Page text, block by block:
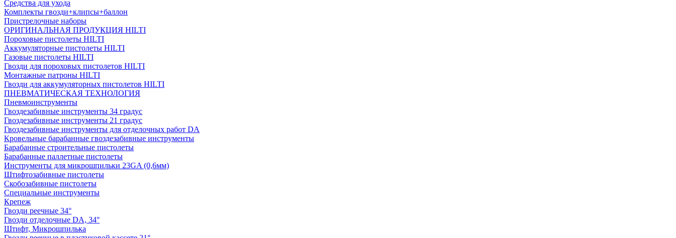
Средства для ухода
Комплекты гвозди+клипсы+баллон
Пристрелочные наборы
ОРИГИНАЛЬНАЯ ПРОДУКЦИЯ HILTI
Пороховые пистолеты HILTI
Аккумуляторные пистолеты HILTI
Газовые пистолеты HILTI
Гвозди для пороховых пистолетов HILTI
Монтажные патроны HILTI
Гвозди для аккумуляторных пистолетов HILTI
ПНЕВМАТИЧЕСКАЯ ТЕХНОЛОГИЯ
Пневмоинструменты
Гвоздезабивные инструменты 34 градус
Гвоздезабивные инструменты 21 градус
Гвоздезабивные инструменты для отделочных работ DA
Кровельные барабанные гвоздезабивные инструменты
Барабанные строительные пистолеты
Барабанные паллетные пистолеты
Инструменты для микрошпильки 23GA (0,6мм)
Штифтозабивные пистолеты
Скобозабивные пистолеты
Специальные инструменты
Крепеж
Гвозди реечные 34°
Гвозди отделочные DA, 34°
Штифт, Микрошпилька